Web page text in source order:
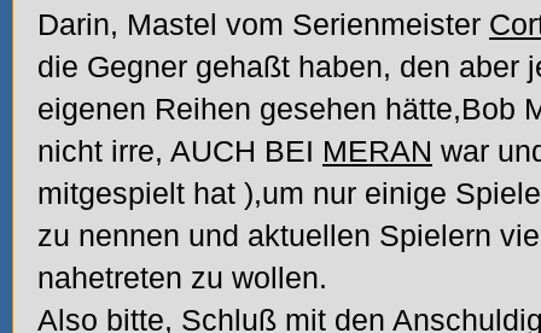
Darin, Mastel vom Serienmeister
die Gegner gehaßt haben, den aber
eigenen Reihen gesehen hätte,Bob
nicht irre, AUCH BEI MERAN war
mitgespielt hat ),um nur einige
zu nennen und aktuellen Spielern
nahetreten zu wollen.
Also bitte, Schluß mit den